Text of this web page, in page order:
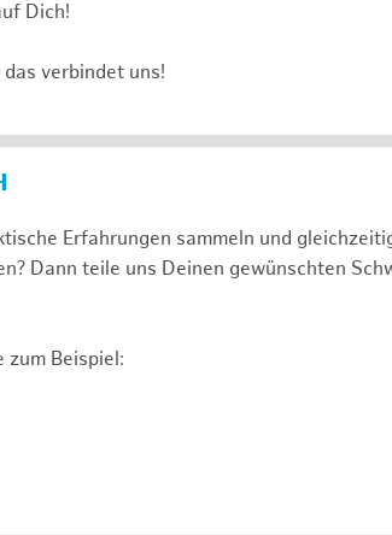
Dich!
verbindet uns!
Erfahrungen sammeln und
Dann teile uns Deinen gewünschten
zum Beispiel: